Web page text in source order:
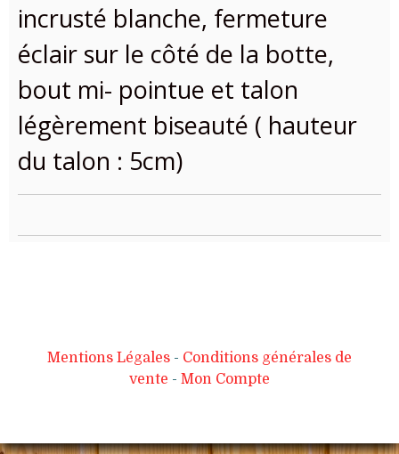
incrusté blanche, fermeture
éclair sur le côté de la botte,
bout mi- pointue et talon
légèrement biseauté ( hauteur
du talon : 5cm)
Mentions Légales
Conditions générales de
vente
Mon Compte